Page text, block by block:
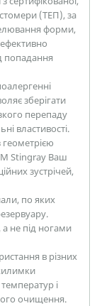
(ТЕП), за
форми,
попадання
зберігати
перепаду
властивості.
геометрією
Stingray Ваш
зустрічей,
по яких
не під ногами
в різних
і
очищення.